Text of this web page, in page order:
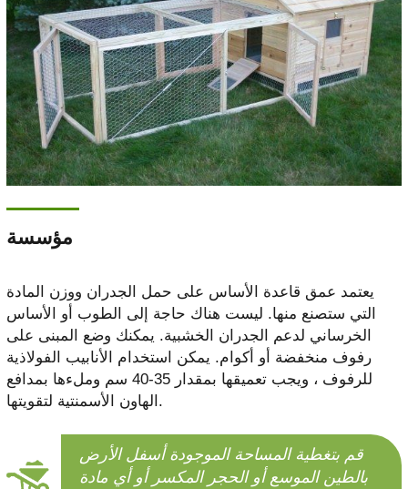
مؤسسة
يعتمد عمق قاعدة الأساس على حمل الجدران ووزن المادة
التي ستصنع منها. ليست هناك حاجة إلى الطوب أو الأساس
الخرساني لدعم الجدران الخشبية. يمكنك وضع المبنى على
رفوف منخفضة أو أكوام. يمكن استخدام الأنابيب الفولاذية
للرفوف ، ويجب تعميقها بمقدار 35-40 سم وملءها بمدافع
الهاون الأسمنتية لتقويتها.
قم بتغطية المساحة الموجودة أسفل الأرض
بالطين الموسع أو الحجر المكسر أو أي مادة